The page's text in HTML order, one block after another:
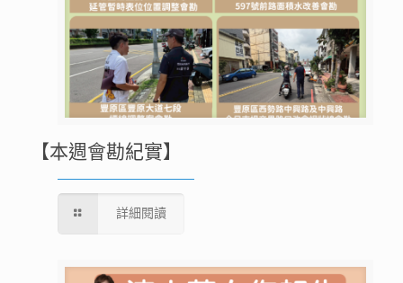
【本週會勘紀實】
詳細閱讀